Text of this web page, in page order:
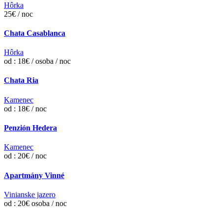
Hôrka
25€ / noc
Chata Casablanca
Hôrka
od : 18€ / osoba / noc
Chata Ria
Kamenec
od : 18€ / noc
Penzión Hedera
Kamenec
od : 20€ / noc
Apartmány Vinné
Vinianske jazero
od : 20€ osoba / noc